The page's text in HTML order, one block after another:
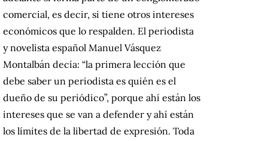
comercial, es decir, si tiene otros intereses
económicos que lo respalden. El periodista
y novelista español Manuel Vásquez
Montalbán decía: “la primera lección que
debe saber un periodista es quién es el
dueño de su periódico”, porque ahí están los
intereses que se van a defender y ahí están
los límites de la libertad de expresión. Toda